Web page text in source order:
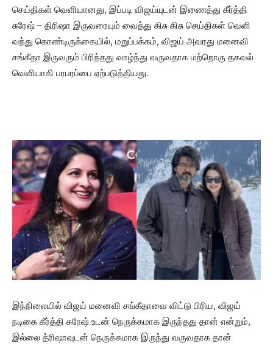
செய்திகள் வெளியானது, இப்படி விஜய்யுடன் இணைத்து கீர்த்தி
சுரேஷ் – திரிஷா இருவரையும் வைத்து கிசு கிசு செய்திகள் வெளி
வந்து கொண்டிருக்கையில், மறுப்பக்கம், விஜய் அவரது மனைவி
சங்கீதா இருவரும் பிரிந்தது வாழ்ந்து வருவதாக மற்றொரு தகவல்
வெளியாகி பரபரப்பை ஏற்படுத்தியது.
இந்நிலையில் விஜய் மனைவி சங்கீதாவை விட்டு பிரிய, விஜய்
நடிகை கீர்த்தி சுரேஷ் உடன் நெருக்கமாக இருந்தது தான் என்றும்,
இல்லை த்ரிஷாவுடன் நெருக்கமாக இருந்து வருவதாக தான்